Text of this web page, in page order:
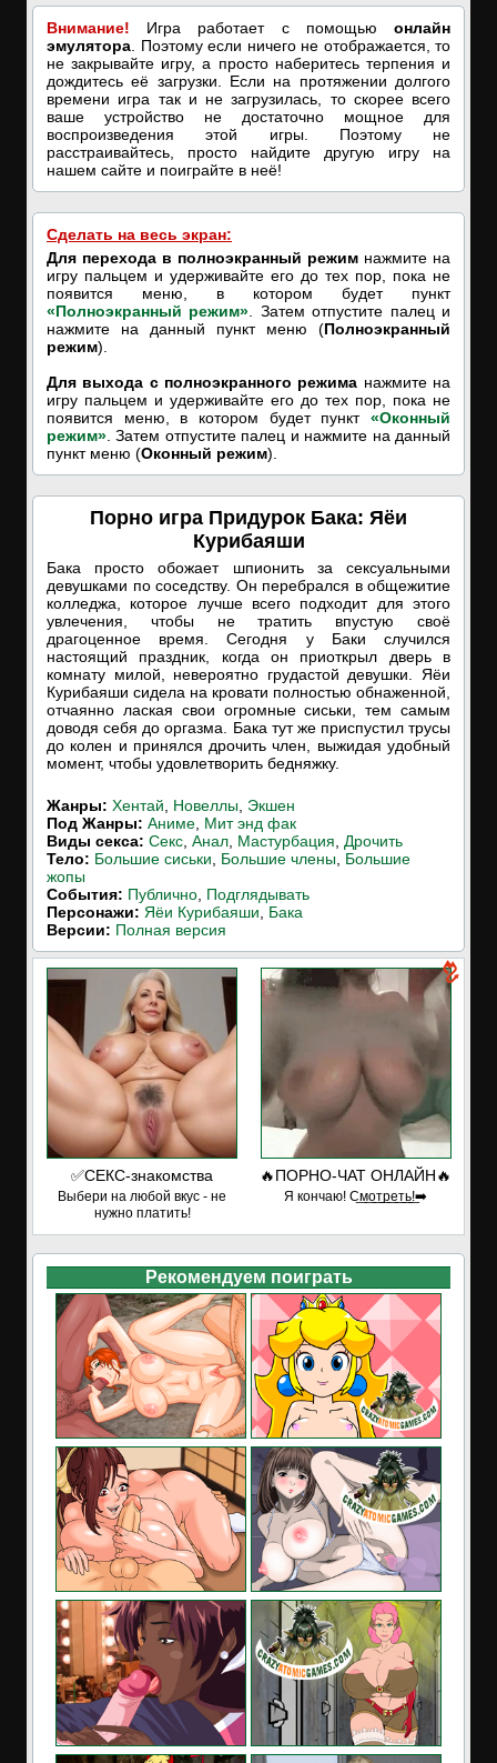
Внимание! Игра работает с помощью онлайн
эмулятора . Поэтому если ничего не отображается, то
не закрывайте игру, а просто наберитесь терпения и
дождитесь её загрузки. Если на протяжении долгого
времени игра так и не загрузилась, то скорее всего
ваше устройство не достаточно мощное для
воспроизведения этой игры. Поэтому не
расстраивайтесь, просто найдите другую игру на
нашем сайте и поиграйте в неё!
Сделать на весь экран:
Для перехода в полноэкранный режим нажмите на
игру пальцем и удерживайте его до тех пор, пока не
появится меню, в котором будет пункт
«Полноэкранный режим» . Затем отпустите палец и
нажмите на данный пункт меню (Полноэкранный
режим).
Для выхода с полноэкранного режима нажмите на
игру пальцем и удерживайте его до тех пор, пока не
появится меню, в котором будет пункт «Оконный
режим» . Затем отпустите палец и нажмите на данный
пункт меню (Оконный режим).
Порно игра Придурок Бака: Яёи
Курибаяши
Бака просто обожает шпионить за сексуальными
девушками по соседству. Он перебрался в общежитие
колледжа, которое лучше всего подходит для этого
увлечения, чтобы не тратить впустую своё
драгоценное время. Сегодня у Баки случился
настоящий праздник, когда он приоткрыл дверь в
комнату милой, невероятно грудастой девушки. Яёи
Курибаяши сидела на кровати полностью обнаженной,
отчаянно лаская свои огромные сиськи, тем самым
доводя себя до оргазма. Бака тут же приспустил трусы
до колен и принялся дрочить член, выжидая удобный
момент, чтобы удовлетворить бедняжку.
Жанры: Хентай Новеллы Экшен
Под Жанры: Аниме Мит энд фак
Виды секса: Секс Анал Мастурбация
Дрочить
Тело: Большие сиськи Большие члены Большие
жопы
События: Публично Подглядывать
Персонажи: Яёи Курибаяши
Бака
Версии: Полная версия
✅СЕКС-знакомства
Выбери на любой вкус - не
нужно платить!
🔥ПОРНО-ЧАТ ОНЛАЙН🔥
Я кончаю! С͟м͟о͟т͟р͟е͟т͟ь͟!➡️
Рекомендуем поиграть